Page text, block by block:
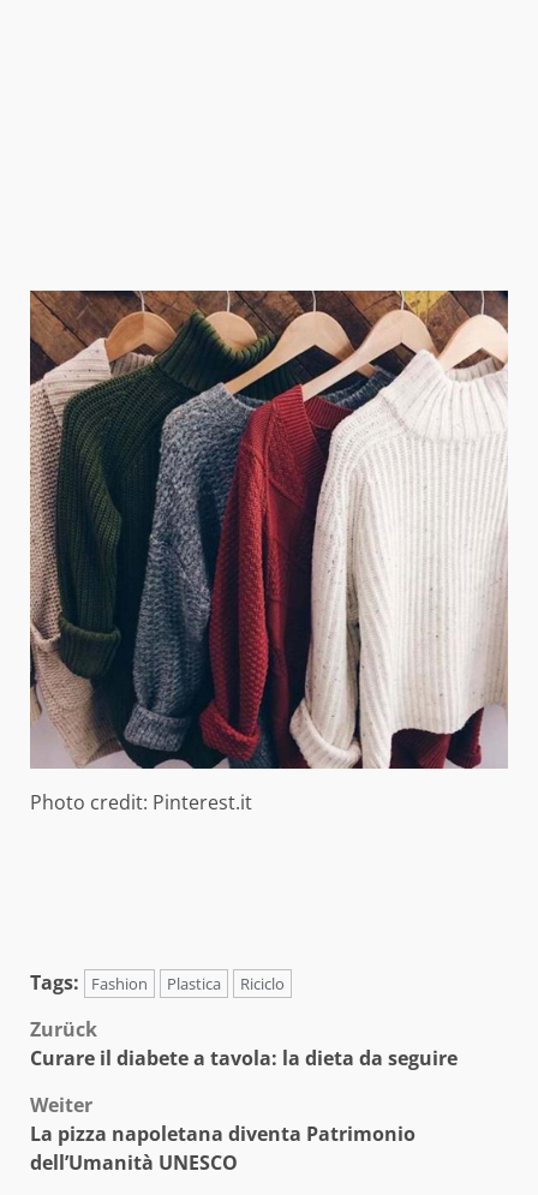
Photo credit: Pinterest.it
Tags: Fashion Plastica Riciclo
Beitragsnavigation
Zurück
Curare il diabete a tavola: la dieta da seguire
Weiter
La pizza napoletana diventa Patrimonio
dell’Umanità UNESCO